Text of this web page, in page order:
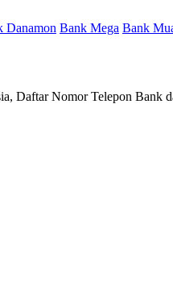
Danamon Bank Mega Bank
Daftar Nomor Telepon Bank